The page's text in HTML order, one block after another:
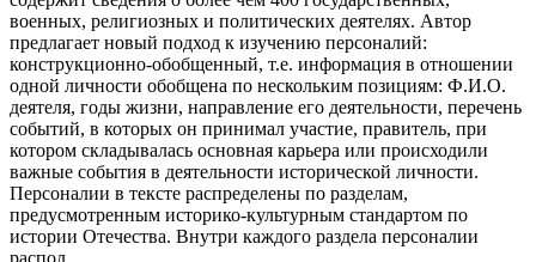
военных, религиозных и политических деятелях. Автор
предлагает новый подход к изучению персоналий:
конструкционно-обобщенный, т.е. информация в отношении
одной личности обобщена по нескольким позициям: Ф.И.О.
деятеля, годы жизни, направление его деятельности, перечень
событий, в которых он принимал участие, правитель, при
котором складывалась основная карьера или происходили
важные события в деятельности исторической личности.
Персоналии в тексте распределены по разделам,
предусмотренным историко-культурным стандартом по
истории Отечества. Внутри каждого раздела персоналии
распол